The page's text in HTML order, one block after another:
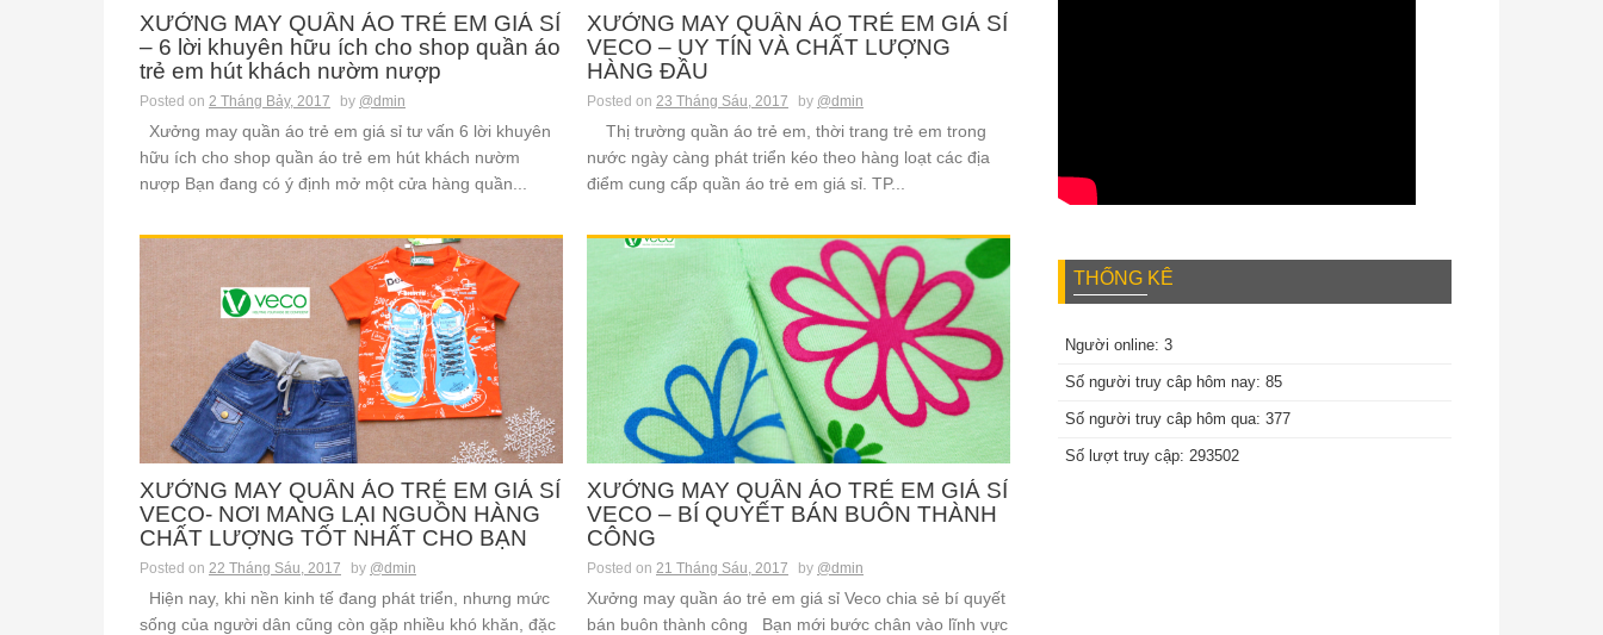
XƯỞNG MAY QUẦN ÁO TRẺ EM GIÁ SỈ
– 6 lời khuyên hữu ích cho shop quần áo
trẻ em hút khách nườm nượp
Posted on 2 Tháng Bảy, 2017 by @dmin
Xưởng may quần áo trẻ em giá sỉ tư vấn 6 lời khuyên
hữu ích cho shop quần áo trẻ em hút khách nườm
nượp Bạn đang có ý định mở một cửa hàng quần...
XƯỞNG MAY QUẦN ÁO TRẺ EM GIÁ SỈ
VECO – UY TÍN VÀ CHẤT LƯỢNG
HÀNG ĐẦU
Posted on 23 Tháng Sáu, 2017 by @dmin
Thị trường quần áo trẻ em, thời trang trẻ em trong
nước ngày càng phát triển kéo theo hàng loạt các địa
điểm cung cấp quần áo trẻ em giá sỉ. TP...
XƯỞNG MAY QUẦN ÁO TRẺ EM GIÁ SỈ
VECO- NƠI MANG LẠI NGUỒN HÀNG
CHẤT LƯỢNG TỐT NHẤT CHO BẠN
Posted on 22 Tháng Sáu, 2017 by @dmin
Hiện nay, khi nền kinh tế đang phát triển, nhưng mức
sống của người dân cũng còn gặp nhiều khó khăn, đặc
XƯỞNG MAY QUẦN ÁO TRẺ EM GIÁ SỈ
VECO – BÍ QUYẾT BÁN BUÔN THÀNH
CÔNG
Posted on 21 Tháng Sáu, 2017 by @dmin
Xưởng may quần áo trẻ em giá sỉ Veco chia sẻ bí quyết
bán buôn thành công Bạn mới bước chân vào lĩnh vực
THỐNG KÊ
Người online: 3
Số người truy câp hôm nay: 85
Số người truy câp hôm qua: 377
Số lượt truy cập: 293502